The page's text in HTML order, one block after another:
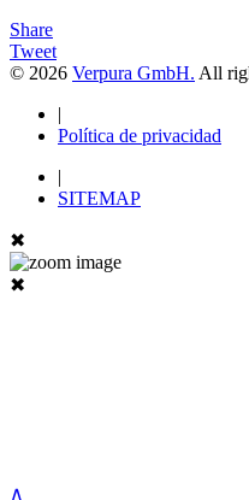
Share
Tweet
© 2026 Verpura GmbH. All
|
Política de privacidad
|
SITEMAP
✖
✖
∧